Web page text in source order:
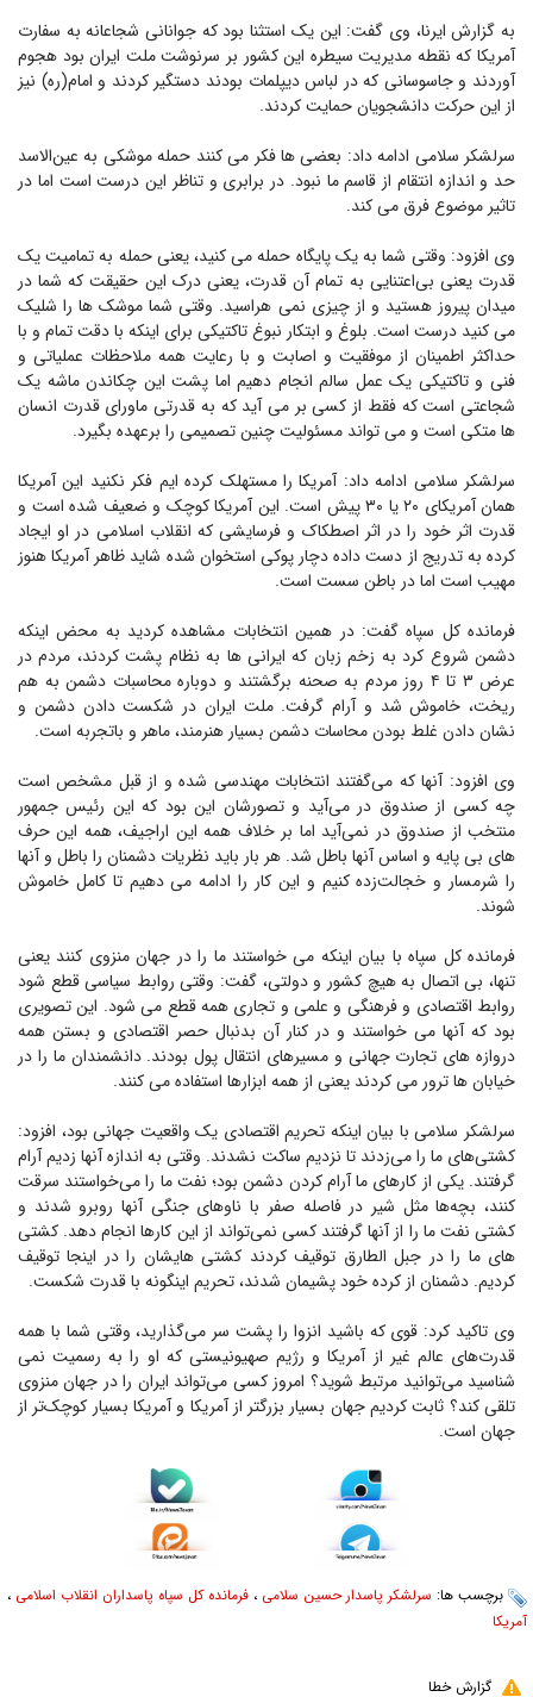
به گزارش ایرنا، وی گفت: این یک استثنا بود که جوانانی شجاعانه به سفارت
آمریکا که نقطه مدیریت سیطره این کشور بر سرنوشت ملت ایران بود هجوم
آوردند و جاسوسانی که در لباس دیپلمات بودند دستگیر کردند و امام(ره) نیز
از این حرکت دانشجویان حمایت کردند.
سرلشکر سلامی ادامه داد: بعضی ها فکر می کنند حمله موشکی به عین‌الاسد
حد و اندازه انتقام از قاسم ما نبود. در برابری و تناظر این درست است اما در
تاثیر موضوع فرق می کند.
وی افزود: وقتی شما به یک پایگاه حمله می کنید، یعنی حمله به تمامیت یک
قدرت یعنی بی‌اعتنایی به تمام آن قدرت، یعنی درک این حقیقت که شما در
میدان پیروز هستید و از چیزی نمی هراسید. وقتی شما موشک ها را شلیک
می کنید درست است. بلوغ و ابتکار نبوغ تاکتیکی برای اینکه با دقت تمام و با
حداکثر اطمینان از موفقیت و اصابت و با رعایت همه ملاحظات عملیاتی و
فنی و تاکتیکی یک عمل سالم انجام دهیم اما پشت این چکاندن ماشه یک
شجاعتی است که فقط از کسی بر می آید که به قدرتی ماورای قدرت انسان
ها متکی است و می تواند مسئولیت چنین تصمیمی را برعهده بگیرد.
سرلشکر سلامی ادامه داد: آمریکا را مستهلک کرده ایم فکر نکنید این آمریکا
همان آمریکای ۲۰ یا ۳۰ پیش است. این آمریکا کوچک و ضعیف شده است و
قدرت اثر خود را در اثر اصطکاک و فرسایشی که انقلاب اسلامی در او ایجاد
کرده به تدریج از دست داده دچار پوکی استخوان شده شاید ظاهر آمریکا هنوز
مهیب است اما در باطن سست است.
فرمانده کل سپاه گفت: در همین انتخابات مشاهده کردید به محض اینکه
دشمن شروع کرد به زخم زبان که ایرانی ها به نظام پشت کردند، مردم در
عرض ۳ تا ۴ روز مردم به صحنه برگشتند و دوباره محاسبات دشمن به هم
ریخت، خاموش شد و آرام گرفت. ملت ایران در شکست دادن دشمن و
نشان دادن غلط بودن محاسات دشمن بسیار هنرمند، ماهر و باتجربه است.
وی افزود: آنها که می‌گفتند انتخابات مهندسی شده و از قبل مشخص است
چه کسی از صندوق در می‌آید و تصورشان این بود که این رئیس جمهور
منتخب از صندوق در نمی‌آید اما بر خلاف همه این اراجیف، همه این حرف
های بی پایه و اساس آنها باطل شد. هر بار باید نظریات دشمنان را باطل و آنها
را شرمسار و خجالت‌زده کنیم و این کار را ادامه می دهیم تا کامل خاموش
شوند.
فرمانده کل سپاه با بیان اینکه می خواستند ما را در جهان منزوی کنند یعنی
تنها، بی اتصال به هیچ کشور و دولتی، گفت: وقتی روابط سیاسی قطع شود
روابط اقتصادی و فرهنگی و علمی و تجاری همه قطع می شود. این تصویری
بود که آنها می خواستند و در کنار آن بدنبال حصر اقتصادی و بستن همه
دروازه های تجارت جهانی و مسیرهای انتقال پول بودند. دانشمندان ما را در
خیابان ها ترور می کردند یعنی از همه ابزارها استفاده می کنند.
سرلشکر سلامی با بیان اینکه تحریم اقتصادی یک واقعیت جهانی بود، افزود:
کشتی‌های ما را می‌زدند تا نزدیم ساکت نشدند. وقتی به اندازه آنها زدیم آرام
گرفتند. یکی از کارهای ما آرام کردن دشمن بود؛ نفت ما را می‌خواستند سرقت
کنند، بچه‌ها مثل شیر در فاصله صفر با ناوهای جنگی آنها روبرو شدند و
کشتی نفت ما را از آنها گرفتند کسی نمی‌تواند از این کارها انجام دهد. کشتی‌
های ما را در جبل الطارق توقیف کردند کشتی هایشان را در اینجا توقیف
کردیم. دشمنان از کرده خود پشیمان شدند، تحریم اینگونه با قدرت شکست.
وی تاکید کرد: قوی که باشید انزوا را پشت سر می‌گذارید، وقتی شما با همه
قدرت‌های عالم غیر از آمریکا و رژیم صهیونیستی که او را به رسمیت نمی
شناسید می‌توانید مرتبط شوید؟ امروز کسی می‌تواند ایران را در جهان منزوی
تلقی کند؟ ثابت کردیم جهان بسیار بزرگتر از آمریکا و آمریکا بسیار کوچک‌تر از
جهان است.
برچسب ها: سرلشکر پاسدار حسین سلامی ، فرمانده کل سپاه پاسداران انقلاب اسلامی ،
آمریکا
گزارش خطا